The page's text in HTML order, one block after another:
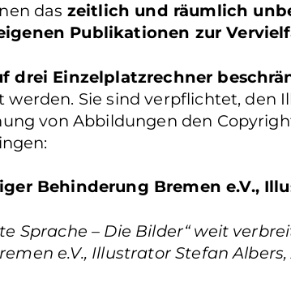
das zeitlich und räumlich
Publikationen zur
drei Einzelplatzrechner
Sie sind verpflichtet, den
von Abbildungen den
Behinderung Bremen e.V.,
Sprache – Die Bilder“ weit
e.V., Illustrator Stefan